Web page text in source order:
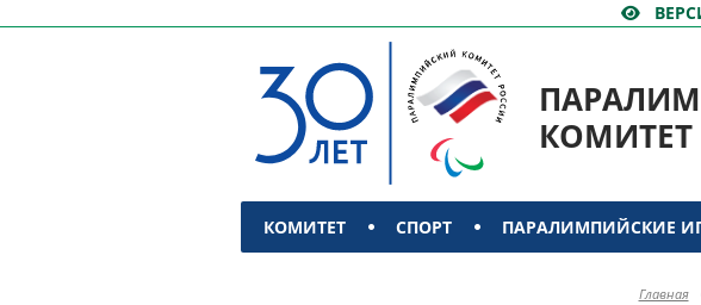
КОМИТЕТ СПОРТ ПАРАЛИМПИЙСКИЕ
Главная